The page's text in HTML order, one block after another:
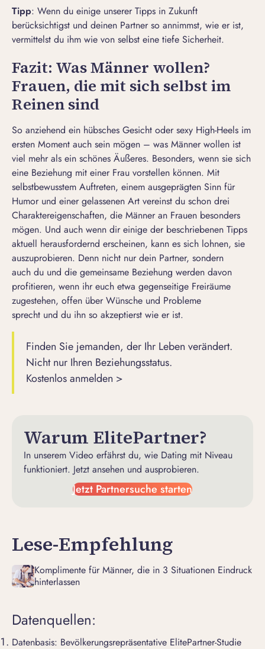
Tipp: Wenn du einige unserer Tipps in Zukunft
berücksichtigst und deinen Partner so annimmst, wie er ist,
vermittelst du ihm wie von selbst eine tiefe Sicherheit.
Fazit: Was Männer wollen?
Frauen, die mit sich selbst im
Reinen sind
So anziehend ein hübsches Gesicht oder sexy High-Heels im
ersten Moment auch sein mögen – was Männer wollen ist
viel mehr als ein schönes Äußeres. Besonders, wenn sie sich
eine Beziehung mit einer Frau vorstellen können. Mit
selbstbewusstem Auftreten, einem ausgeprägten Sinn für
Humor und einer gelassenen Art vereinst du schon drei
Charaktereigenschaften, die Männer an Frauen besonders
mögen. Und auch wenn dir einige der beschriebenen Tipps
aktuell herausfordernd erscheinen, kann es sich lohnen, sie
auszuprobieren. Denn nicht nur dein Partner, sondern
auch du und die gemeinsame Beziehung werden davon
profitieren, wenn ihr euch etwa gegenseitige Freiräume
zugestehen, offen über Wünsche und Probleme
sprecht und du ihn so akzeptierst wie er ist.
Finden Sie jemanden, der Ihr Leben verändert.
Nicht nur Ihren Beziehungsstatus.
Kostenlos anmelden >
Warum ElitePartner?
In unserem Video erfährst du, wie Dating mit Niveau
funktioniert. Jetzt ansehen und ausprobieren.
Jetzt Partnersuche starten
Lese-Empfehlung
Komplimente für Männer, die in 3 Situationen Eindruck
hinterlassen
Datenquellen:
Datenbasis: Bevölkerungsrepräsentative ElitePartner-Studie